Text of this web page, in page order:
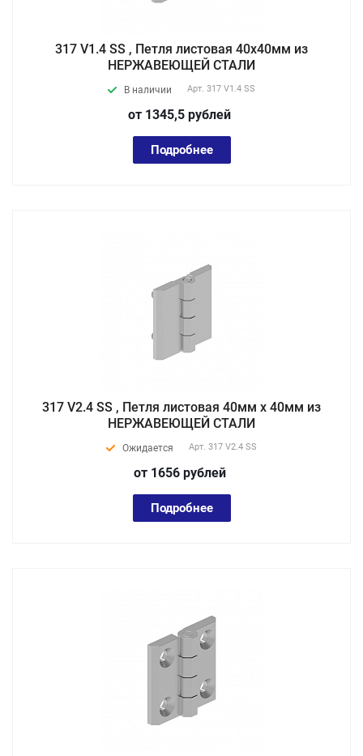
317 V1.4 SS , Петля листовая 40х40мм из
НЕРЖАВЕЮЩЕЙ СТАЛИ
В наличии Арт. 317 V1.4 SS
от 1345,5 рублей
Подробнее
317 V2.4 SS , Петля листовая 40мм х 40мм из
НЕРЖАВЕЮЩЕЙ СТАЛИ
Ожидается Арт. 317 V2.4 SS
от 1656 рублей
Подробнее